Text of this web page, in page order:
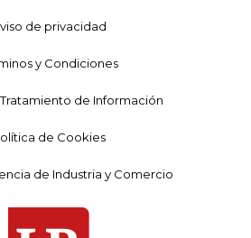
de privacidad
y Condiciones
de Información
de Cookies
de Industria y Comercio